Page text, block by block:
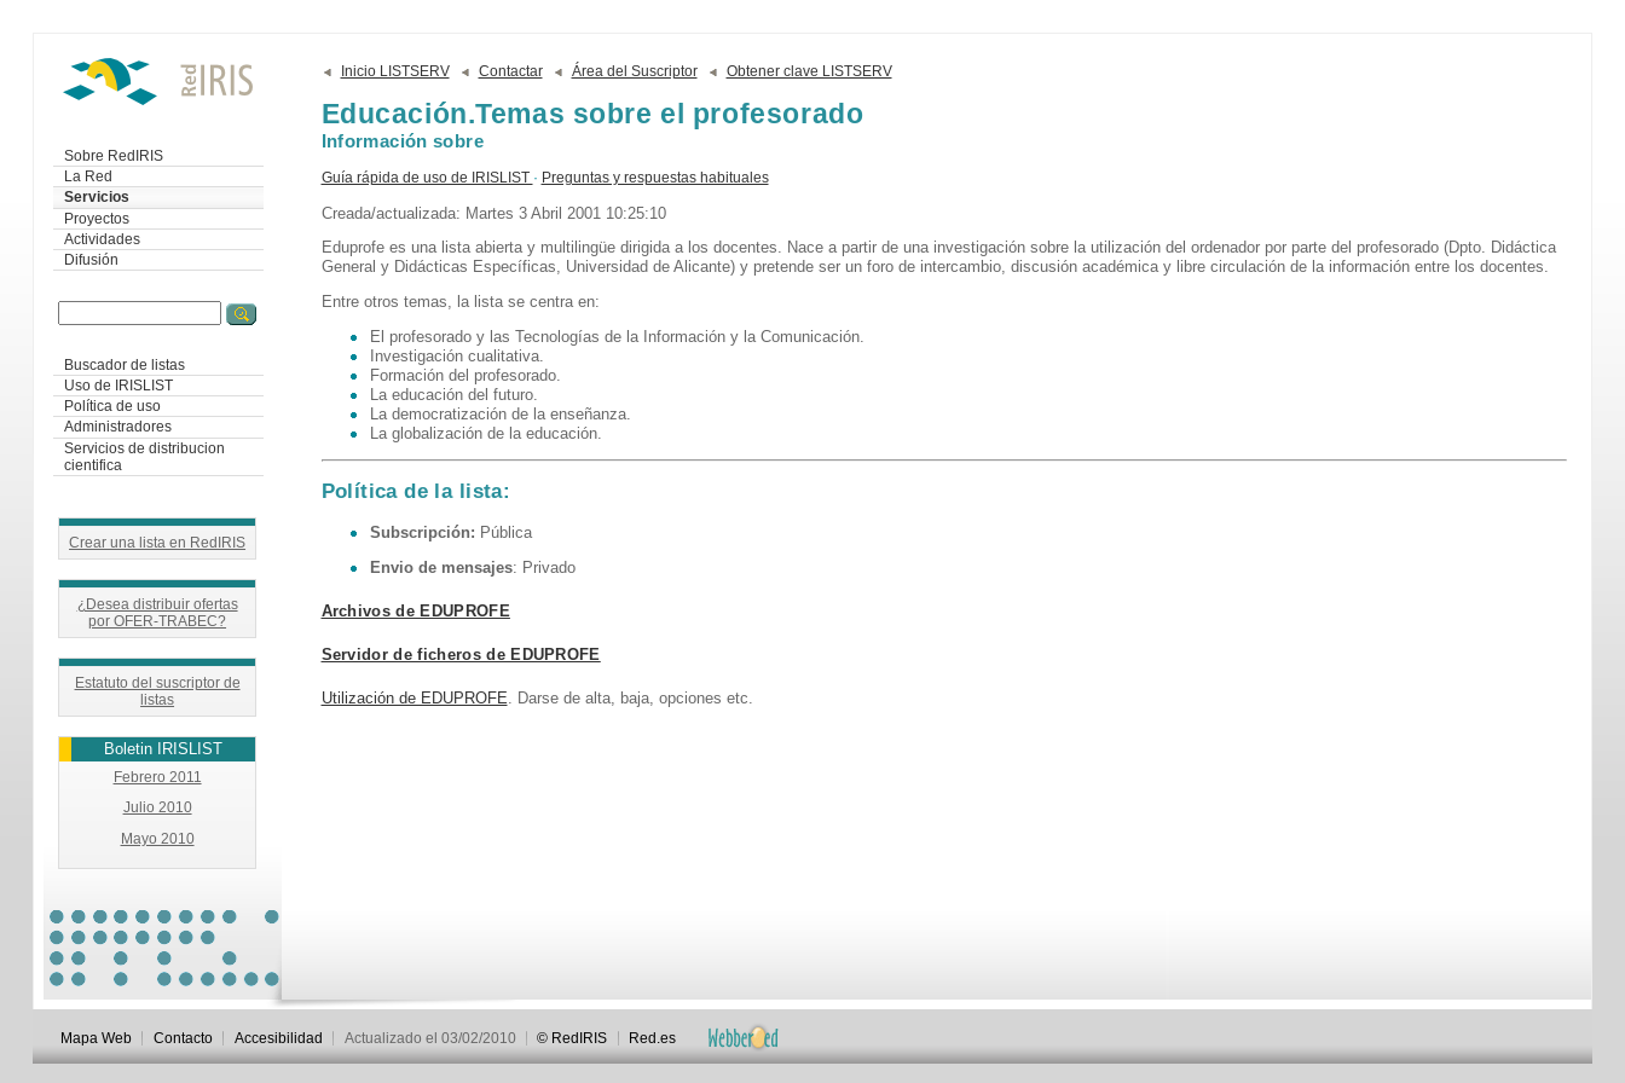
Sobre RedIRIS
La Red
Servicios
Proyectos
Actividades
Difusión
Buscador de listas
Uso de IRISLIST
Política de uso
Administradores
Servicios de distribucion
cientifica
Crear una lista en RedIRIS
¿Desea distribuir ofertas
por OFER-TRABEC?
Estatuto del suscriptor de
listas
Boletin IRISLIST
Febrero 2011
Julio 2010
Mayo 2010
Inicio LISTSERV Contactar Área del Suscriptor Obtener clave LISTSERV
Educación.Temas sobre el profesorado
Información sobre
Guía rápida de uso de IRISLIST Preguntas y respuestas habituales
Creada/actualizada: Martes 3 Abril 2001 10:25:10
Eduprofe es una lista abierta y multilingüe dirigida a los docentes. Nace a partir de una investigación sobre la utilización del ordenador por parte del profesorado (Dpto. Didáctica
General y Didácticas Específicas, Universidad de Alicante) y pretende ser un foro de intercambio, discusión académica y libre circulación de la información entre los docentes.
Entre otros temas, la lista se centra en:
El profesorado y las Tecnologías de la Información y la Comunicación.
Investigación cualitativa.
Formación del profesorado.
La educación del futuro.
La democratización de la enseñanza.
La globalización de la educación.
Política de la lista:
Subscripción: Pública
Envio de mensajes: Privado
Archivos de EDUPROFE
Servidor de ficheros de EDUPROFE
Utilización de EDUPROFE. Darse de alta, baja, opciones etc.
Mapa Web Contacto Accesibilidad Actualizado el 03/02/2010 © RedIRIS Red.es